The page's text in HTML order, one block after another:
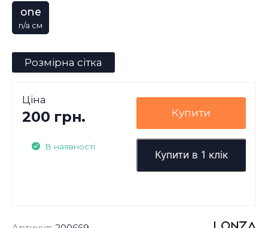
one
n/a см
Розмірна сітка
Ціна
200 грн.
В наявності
Купити
Купити в 1 клік